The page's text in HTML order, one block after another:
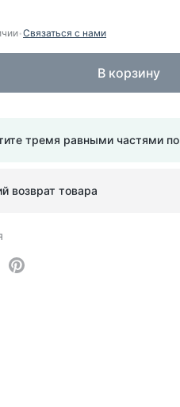
·Связаться с нами
В корзину
тремя равными частями по
возврат товара
on Twitter
Share on Pinterest